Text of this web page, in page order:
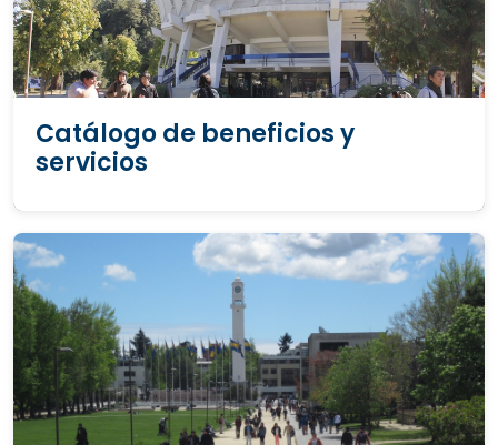
Catálogo de beneficios y
servicios